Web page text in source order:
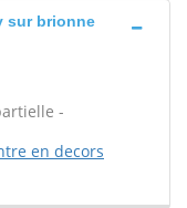
sur brionne
-
en decors